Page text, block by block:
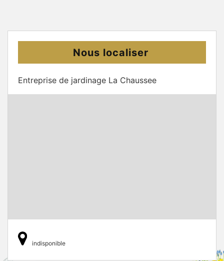
Nous localiser
Entreprise de jardinage La Chaussee
indisponible